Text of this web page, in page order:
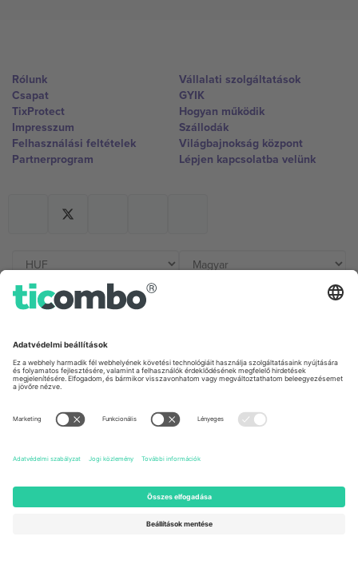
Rólunk
Csapat
TixProtect
Impresszum
Felhasználási feltételek
Partnerprogram
Vállalati szolgáltatások
GYIK
Hogyan működik
Szállodák
Világbajnokság központ
Lépjen kapcsolatba velünk
Germany
Unter den Linden 24, 10117
Berlin, Germany
United Kingdom
167 City Road, London, Greater
Newark, Delaware 19713, United
States
Engelberg, Switzerland